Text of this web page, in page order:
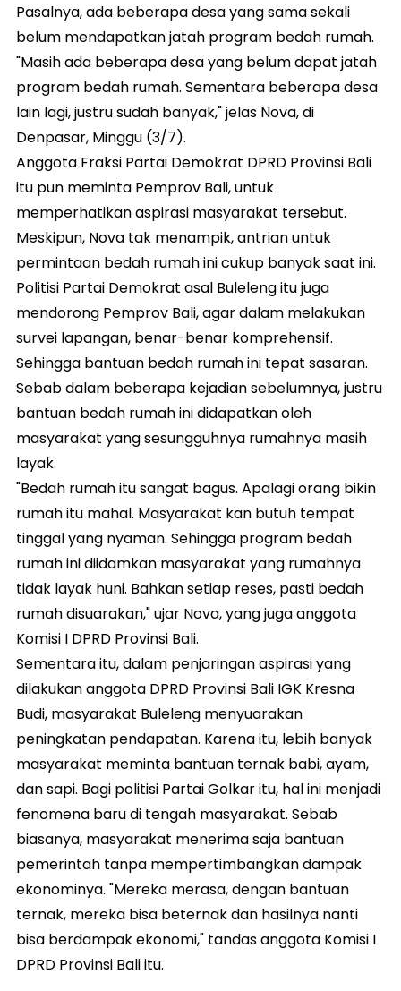
Pasalnya, ada beberapa desa yang sama sekali
belum mendapatkan jatah program bedah rumah.
"Masih ada beberapa desa yang belum dapat jatah
program bedah rumah. Sementara beberapa desa
lain lagi, justru sudah banyak," jelas Nova, di
Denpasar, Minggu (3/7).
Anggota Fraksi Partai Demokrat DPRD Provinsi Bali
itu pun meminta Pemprov Bali, untuk
memperhatikan aspirasi masyarakat tersebut.
Meskipun, Nova tak menampik, antrian untuk
permintaan bedah rumah ini cukup banyak saat ini.
Politisi Partai Demokrat asal Buleleng itu juga
mendorong Pemprov Bali, agar dalam melakukan
survei lapangan, benar-benar komprehensif.
Sehingga bantuan bedah rumah ini tepat sasaran.
Sebab dalam beberapa kejadian sebelumnya, justru
bantuan bedah rumah ini didapatkan oleh
masyarakat yang sesungguhnya rumahnya masih
layak.
"Bedah rumah itu sangat bagus. Apalagi orang bikin
rumah itu mahal. Masyarakat kan butuh tempat
tinggal yang nyaman. Sehingga program bedah
rumah ini diidamkan masyarakat yang rumahnya
tidak layak huni. Bahkan setiap reses, pasti bedah
rumah disuarakan," ujar Nova, yang juga anggota
Komisi I DPRD Provinsi Bali.
Sementara itu, dalam penjaringan aspirasi yang
dilakukan anggota DPRD Provinsi Bali IGK Kresna
Budi, masyarakat Buleleng menyuarakan
peningkatan pendapatan. Karena itu, lebih banyak
masyarakat meminta bantuan ternak babi, ayam,
dan sapi. Bagi politisi Partai Golkar itu, hal ini menjadi
fenomena baru di tengah masyarakat. Sebab
biasanya, masyarakat menerima saja bantuan
pemerintah tanpa mempertimbangkan dampak
ekonominya. "Mereka merasa, dengan bantuan
ternak, mereka bisa beternak dan hasilnya nanti
bisa berdampak ekonomi," tandas anggota Komisi I
DPRD Provinsi Bali itu.